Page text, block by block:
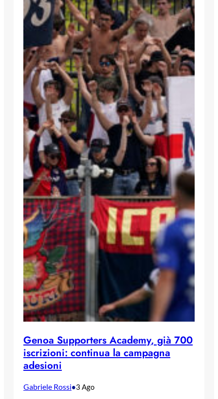
Genoa Supporters Academy, già 700
iscrizioni: continua la campagna
adesioni
Gabriele Rossi•3 Ago